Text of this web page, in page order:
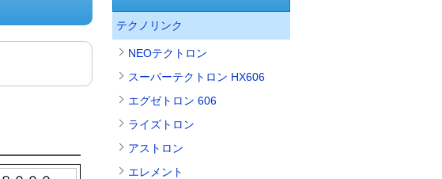
テクノリンク
NEOテクトロン
スーパーテクトロン HX606
エグゼトロン 606
ライズトロン
アストロン
エレメント